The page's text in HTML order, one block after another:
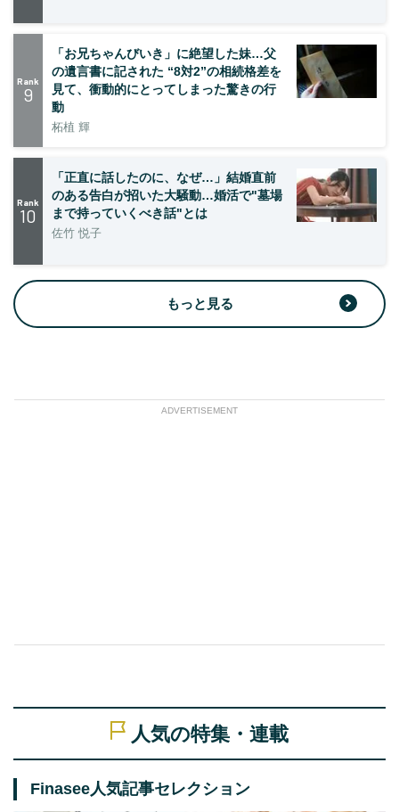
Rank
9
「お兄ちゃんびいき」に絶望した妹…父
の遺言書に記された “8対2”の相続格差を
見て、衝動的にとってしまった驚きの行
動
柘植 輝
Rank
10
「正直に話したのに、なぜ…」結婚直前
のある告白が招いた大騒動…婚活で"墓場
まで持っていくべき話"とは
佐竹 悦子
もっと見る
ADVERTISEMENT
人気の特集・連載
Finasee人気記事セレクション